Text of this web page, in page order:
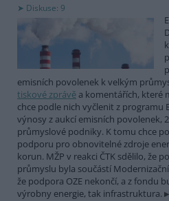
Diskuse: 9
emisních povolenek k velkým
tiskové zprávě a komentářích, které
chce podle nich vyčlenit z programu
výnosy z aukcí emisních povolenek,
průmyslové podniky. K tomu chce
podporu pro obnovitelné zdroje
korun. MŽP v reakci ČTK sdělilo, že
průmyslu byla součástí
že podpora OZE nekončí, a z fondu
výrobny energie, tak infrastruktura.